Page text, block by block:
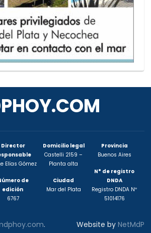
Director
Elías Gómez
de
edición
6767
Domicilio legal
Castelli 2159 –
Planta alta
Ciudad
Mar del Plata
Provincia
Buenos Aires
N° de registro
DNDA
Registro DNDA Nº
51014176
. Website by NetMdP